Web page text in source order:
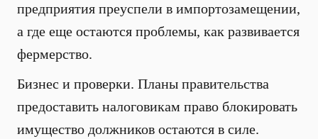
предприятия преуспели в импортозамещении,
а где еще остаются проблемы, как развивается
фермерство.
Бизнес и проверки. Планы правительства
предоставить налоговикам право блокировать
имущество должников остаются в силе.